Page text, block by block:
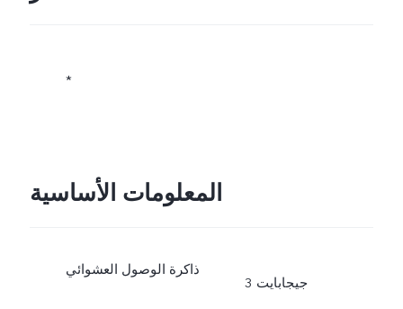
*
المعلومات الأساسية
ذاكرة الوصول العشوائي
3 جيجابايت